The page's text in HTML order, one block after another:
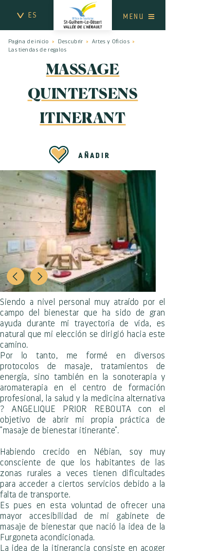
ES MENU
MASSAGE
QUINTETSENS
ITINERANT
Pagina de inicio Descubrir
Artes y Oficios
Las tiendas de regalos
AÑADIR
Siendo a nivel personal muy atraído por el
campo del bienestar que ha sido de gran
ayuda durante mi trayectoria de vida, es
natural que mi elección se dirigió hacia este
camino.
Por lo tanto, me formé en diversos
protocolos de masaje, tratamientos de
energía, sino también en la sonoterapia y
aromaterapia en el centro de formación
profesional, la salud y la medicina alternativa
? ANGELIQUE PRIOR REBOUTA con el
objetivo de abrir mi propia práctica de
"masaje de bienestar itinerante".
Habiendo crecido en Nébian, soy muy
consciente de que los habitantes de las
zonas rurales a veces tienen dificultades
para acceder a ciertos servicios debido a la
falta de transporte.
Es pues en esta voluntad de ofrecer una
mayor accesibilidad de mi gabinete de
masaje de bienestar que nació la idea de la
Furgoneta acondicionada.
La idea de la itinerancia consiste en acoger